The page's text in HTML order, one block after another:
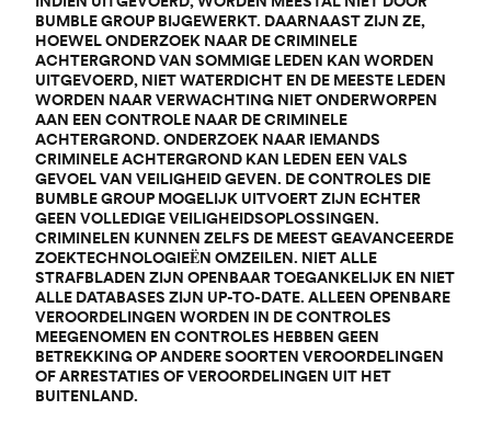
BUMBLE GROUP BIJGEWERKT. DAARNAAST ZIJN ZE,
HOEWEL ONDERZOEK NAAR DE CRIMINELE
ACHTERGROND VAN SOMMIGE LEDEN KAN WORDEN
UITGEVOERD, NIET WATERDICHT EN DE MEESTE LEDEN
WORDEN NAAR VERWACHTING NIET ONDERWORPEN
AAN EEN CONTROLE NAAR DE CRIMINELE
ACHTERGROND. ONDERZOEK NAAR IEMANDS
CRIMINELE ACHTERGROND KAN LEDEN EEN VALS
GEVOEL VAN VEILIGHEID GEVEN. DE CONTROLES DIE
BUMBLE GROUP MOGELIJK UITVOERT ZIJN ECHTER
GEEN VOLLEDIGE VEILIGHEIDSOPLOSSINGEN.
CRIMINELEN KUNNEN ZELFS DE MEEST GEAVANCEERDE
ZOEKTECHNOLOGIEËN OMZEILEN. NIET ALLE
STRAFBLADEN ZIJN OPENBAAR TOEGANKELIJK EN NIET
ALLE DATABASES ZIJN UP-TO-DATE. ALLEEN OPENBARE
VEROORDELINGEN WORDEN IN DE CONTROLES
MEEGENOMEN EN CONTROLES HEBBEN GEEN
BETREKKING OP ANDERE SOORTEN VEROORDELINGEN
OF ARRESTATIES OF VEROORDELINGEN UIT HET
BUITENLAND.